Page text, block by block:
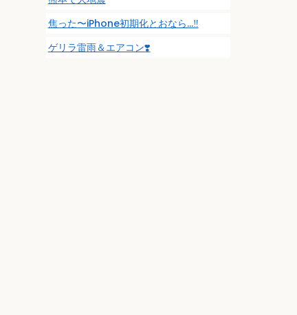
焦った〜iPhone初期化とおなら…‼️
ゲリラ雷雨＆エアコン❣️